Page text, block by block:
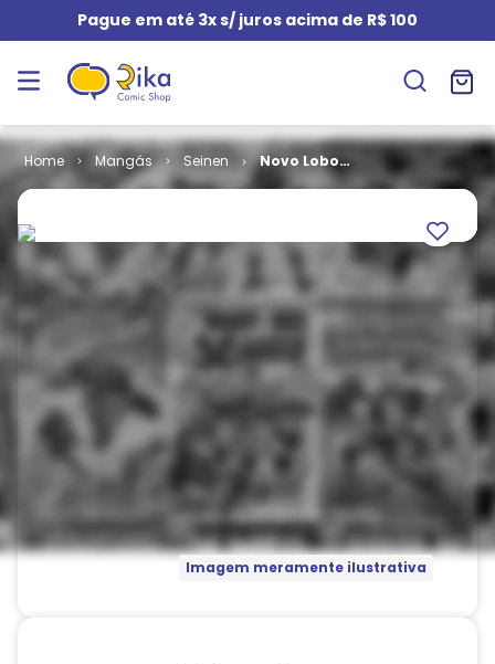
Pague em até 3x s/ juros acima de R$ 100
Mangás Seinen
Novo Lobo
Solitário # 06
Imagem meramente ilustrativa